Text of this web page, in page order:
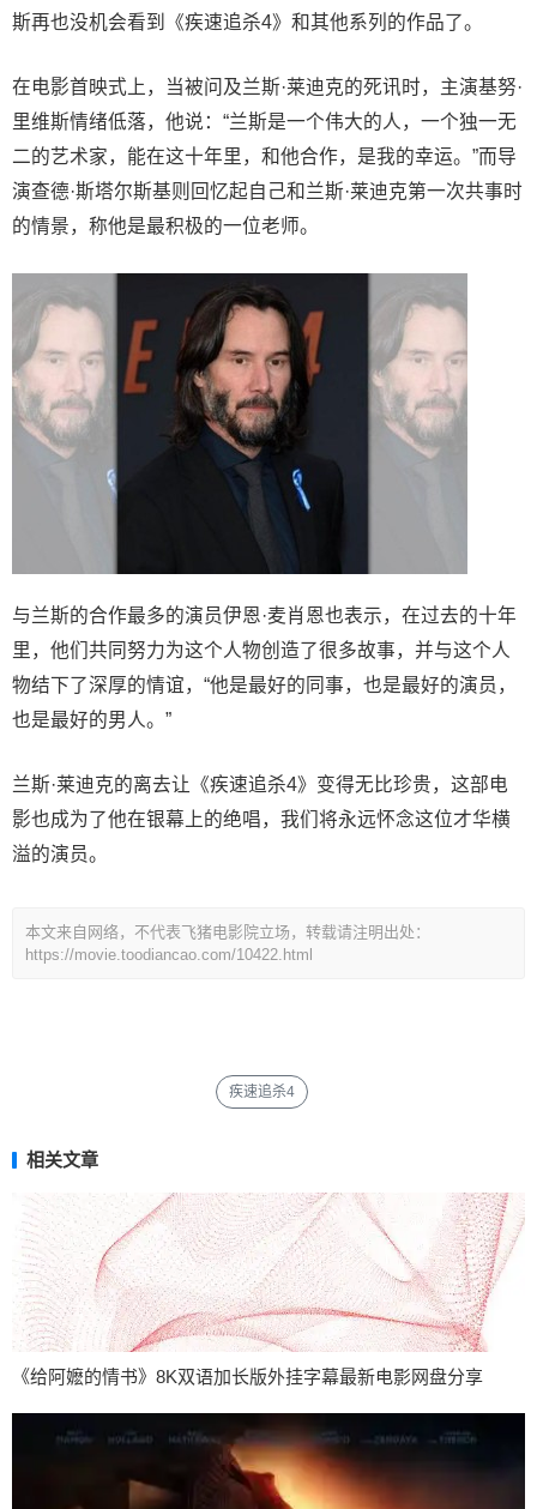
斯再也没机会看到《疾速追杀4》和其他系列的作品了。
在电影首映式上，当被问及兰斯·莱迪克的死讯时，主演基努·
里维斯情绪低落，他说：“兰斯是一个伟大的人，一个独一无
二的艺术家，能在这十年里，和他合作，是我的幸运。”而导
演查德·斯塔尔斯基则回忆起自己和兰斯·莱迪克第一次共事时
的情景，称他是最积极的一位老师。
与兰斯的合作最多的演员伊恩·麦肖恩也表示，在过去的十年
里，他们共同努力为这个人物创造了很多故事，并与这个人
物结下了深厚的情谊，“他是最好的同事，也是最好的演员，
也是最好的男人。”
兰斯·莱迪克的离去让《疾速追杀4》变得无比珍贵，这部电
影也成为了他在银幕上的绝唱，我们将永远怀念这位才华横
溢的演员。
本文来自网络，不代表飞猪电影院立场，转载请注明出处：
https://movie.toodiancao.com/10422.html
疾速追杀4
相关文章
《给阿嬷的情书》8K双语加长版外挂字幕最新电影网盘分享